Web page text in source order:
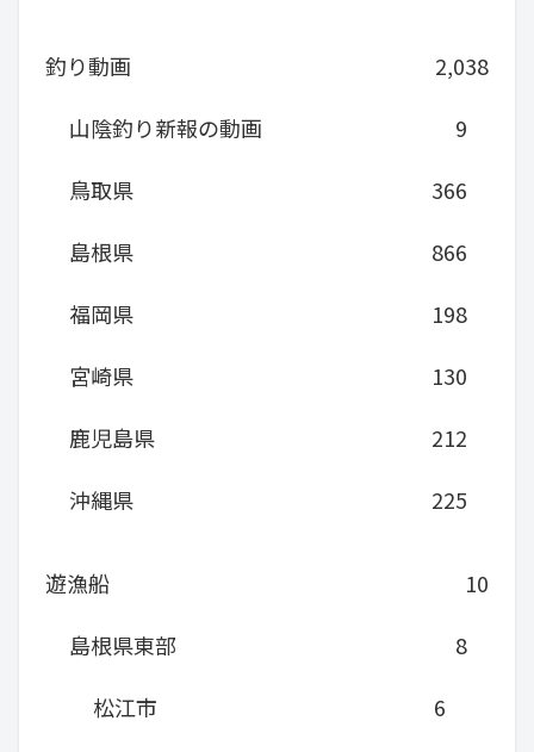
釣り動画
2,038
山陰釣り新報の動画
9
鳥取県
366
島根県
866
福岡県
198
宮崎県
130
鹿児島県
212
沖縄県
225
遊漁船
10
島根県東部
8
松江市
6